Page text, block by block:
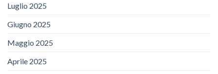
Luglio 2025
Giugno 2025
Maggio 2025
Aprile 2025